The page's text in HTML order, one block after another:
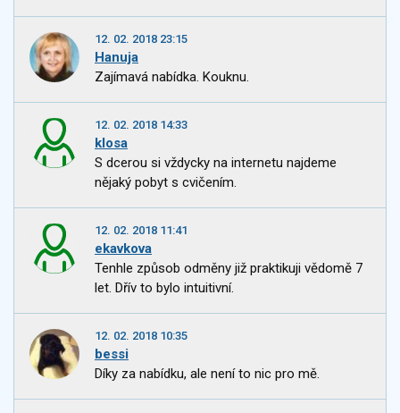
12. 02. 2018 23:15
Hanuja
Zajímavá nabídka. Kouknu.
12. 02. 2018 14:33
klosa
S dcerou si vždycky na internetu najdeme
nějaký pobyt s cvičením.
12. 02. 2018 11:41
ekavkova
Tenhle způsob odměny již praktikuji vědomě 7
let. Dřív to bylo intuitivní.
12. 02. 2018 10:35
bessi
Díky za nabídku, ale není to nic pro mě.